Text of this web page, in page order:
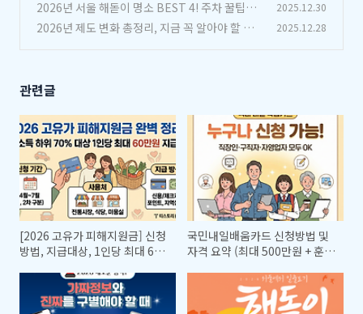
듣기 폐지 '팩트체크'
(0)
2026년 서울 해돋이 명소 BEST 4! 주차 꿀팁부
터 숨은 명당까지 총정리
(1)
2025.12.30
2026년 제도 변화 총정리, 지금 꼭 알아야 할 내
2025.12.28
관련글
[2026 고유가 피해지원금] 신청
방법, 지급대상, 1인당 최대 60
국민내일배움카드 신청방법 및
자격 요약 (최대 500만원 + 훈련